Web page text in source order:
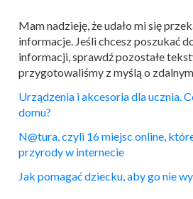
Mam nadzieję, że udało mi się
informacje. Jeśli chcesz poszukać
informacji, sprawdź pozostałe
przygotowaliśmy z myślą o
Urządzenia i akcesoria dla ucznia.
domu?
N@tura, czyli 16 miejsc online,
przyrody w internecie
Jak pomagać dziecku, aby go nie